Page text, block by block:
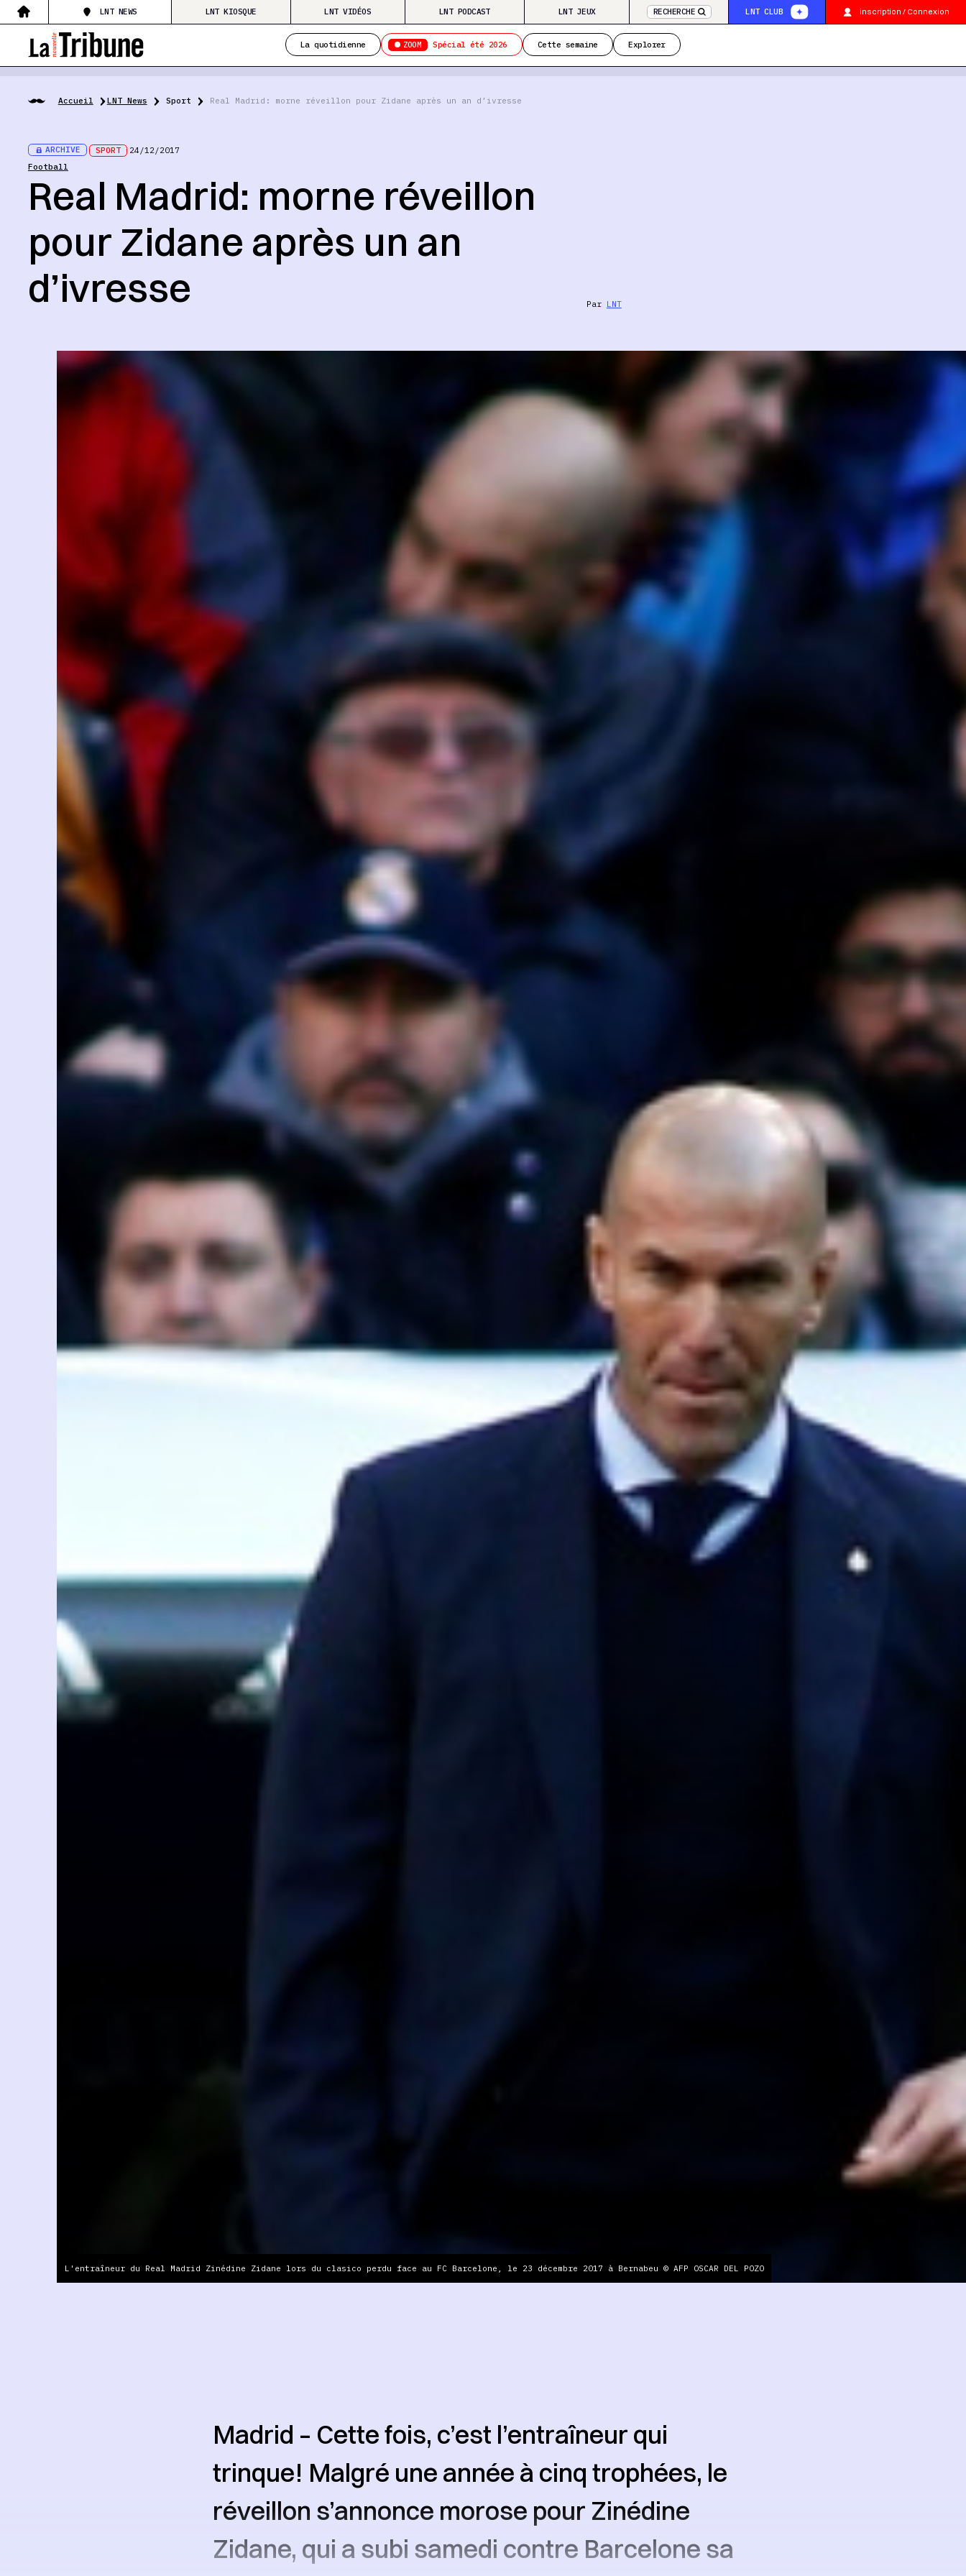
LNT NEWS LNT KIOSQUE LNT VIDÉOS LNT PODCAST LNT JEUX RECHERCHE LNT CLUB inscription / Connexion
La quotidienne ZOOM Spécial été 2026 Cette semaine Explorer
Accueil LNT News Sport Real Madrid: morne réveillon pour Zidane après un an d’ivresse
ARCHIVE SPORT
24/12/2017
Football
Real Madrid: morne réveillon
pour Zidane après un an
d’ivresse
Par LNT
L'entraîneur du Real Madrid Zinédine Zidane lors du clasico perdu face au FC Barcelone, le 23 décembre 2017 à Bernabeu © AFP OSCAR DEL POZO
Madrid – Cette fois, c’est l’entraîneur qui
trinque! Malgré une année à cinq trophées, le
réveillon s’annonce morose pour Zinédine
Zidane, qui a subi samedi contre Barcelone sa